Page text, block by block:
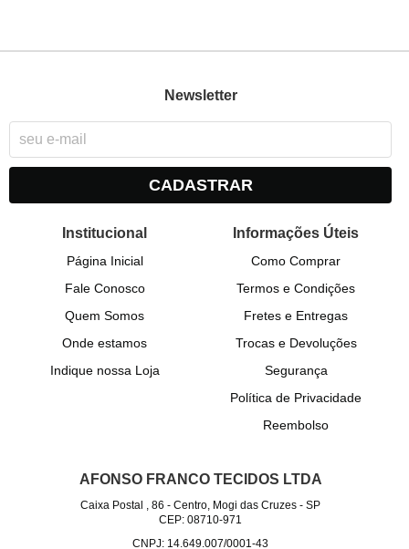
Newsletter
CADASTRAR
Institucional
Página Inicial
Fale Conosco
Quem Somos
Onde estamos
Indique nossa Loja
Informações Úteis
Como Comprar
Termos e Condições
Fretes e Entregas
Trocas e Devoluções
Segurança
Política de Privacidade
Reembolso
AFONSO FRANCO TECIDOS LTDA
Caixa Postal , 86 -Centro, Mogi das Cruzes -SP
CEP: 08710-971
CNPJ: 14.649.007/0001-43